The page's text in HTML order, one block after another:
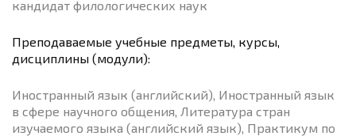
кандидат филологических наук
Преподаваемые учебные предметы, курсы,
дисциплины (модули):
Иностранный язык (английский), Иностранный язык
в сфере научного общения, Литература стран
изучаемого языка (английский язык), Практикум по